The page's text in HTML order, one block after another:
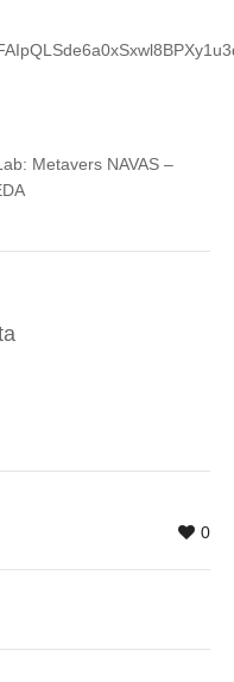
Metavers NAVAS –
0